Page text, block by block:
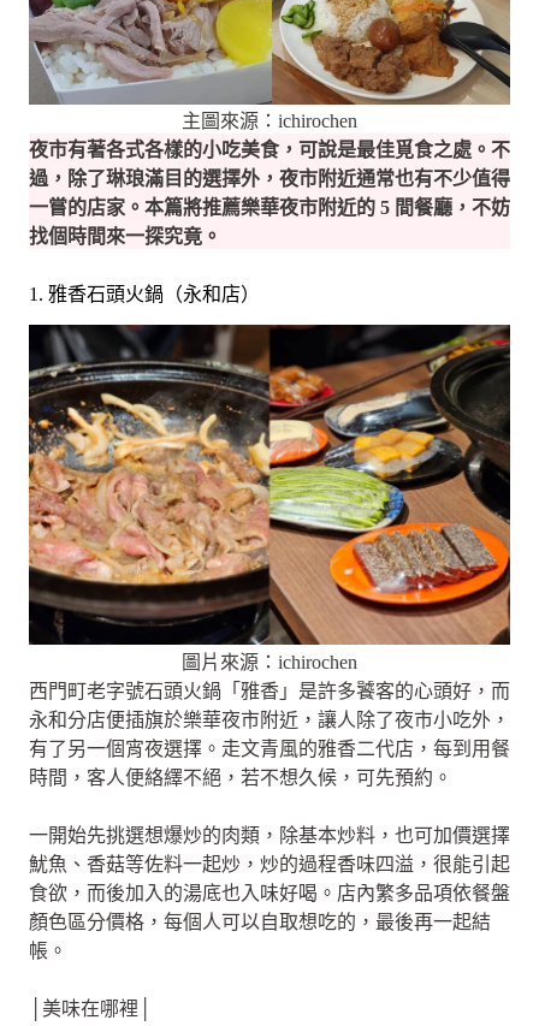
主圖來源：ichirochen
夜市有著各式各樣的小吃美食，可說是最佳覓食之處。不
過，除了琳琅滿目的選擇外，夜市附近通常也有不少值得
一嘗的店家。本篇將推薦樂華夜市附近的 5 間餐廳，不妨
找個時間來一探究竟。
1. 雅香石頭火鍋（永和店）
圖片來源：ichirochen
西門町老字號石頭火鍋「雅香」是許多饕客的心頭好，而
永和分店便插旗於樂華夜市附近，讓人除了夜市小吃外，
有了另一個宵夜選擇。走文青風的雅香二代店，每到用餐
時間，客人便絡繹不絕，若不想久候，可先預約。
一開始先挑選想爆炒的肉類，除基本炒料，也可加價選擇
魷魚、香菇等佐料一起炒，炒的過程香味四溢，很能引起
食欲，而後加入的湯底也入味好喝。店內繁多品項依餐盤
顏色區分價格，每個人可以自取想吃的，最後再一起結
帳。
│美味在哪裡│